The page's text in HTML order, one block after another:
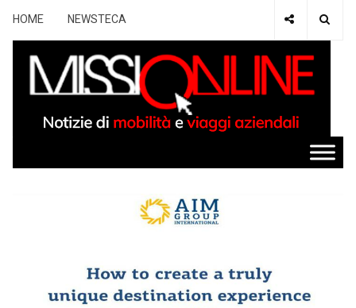
HOME NEWSTECA